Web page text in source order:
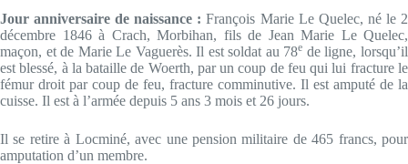
Jour anniversaire de naissance :François Marie Le Quelec, né le 2
décembre 1846 à Crach, Morbihan, fils de Jean Marie Le Quelec,
maçon, et de Marie Le Vaguerès. Il est soldat au 78e de ligne, lorsqu’il
est blessé, à la bataille de Woerth, par un coup de feu qui lui fracture le
fémur droit par coup de feu, fracture comminutive. Il est amputé de la
cuisse. Il est à l’armée depuis 5 ans 3 mois et 26 jours.
Il se retire à Locminé, avec une pension militaire de 465 francs, pour
amputation d’un membre.